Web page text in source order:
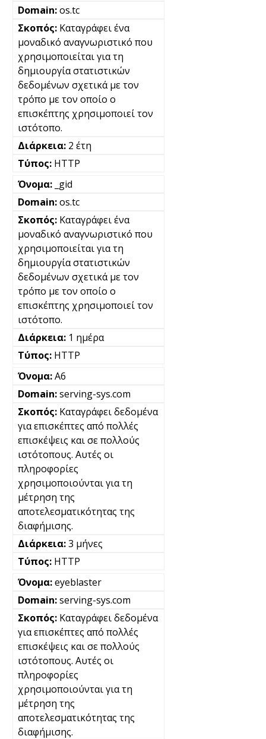
os.tc
Καταγράφει ένα
μοναδικό αναγνωριστικό που
χρησιμοποιείται για τη
δημιουργία στατιστικών
δεδομένων σχετικά με τον
τρόπο με τον οποίο ο
επισκέπτης χρησιμοποιεί τον
ιστότοπο.
2 έτη
HTTP
_gid
os.tc
Καταγράφει ένα
μοναδικό αναγνωριστικό που
χρησιμοποιείται για τη
δημιουργία στατιστικών
δεδομένων σχετικά με τον
τρόπο με τον οποίο ο
επισκέπτης χρησιμοποιεί τον
ιστότοπο.
1 ημέρα
HTTP
A6
serving-sys.com
Καταγράφει δεδομένα
για επισκέπτες από πολλές
επισκέψεις και σε πολλούς
ιστότοπους. Αυτές οι
πληροφορίες
χρησιμοποιούνται για τη
μέτρηση της
αποτελεσματικότητας της
διαφήμισης.
3 μήνες
HTTP
eyeblaster
serving-sys.com
Καταγράφει δεδομένα
για επισκέπτες από πολλές
επισκέψεις και σε πολλούς
ιστότοπους. Αυτές οι
πληροφορίες
χρησιμοποιούνται για τη
μέτρηση της
αποτελεσματικότητας της
διαφήμισης.